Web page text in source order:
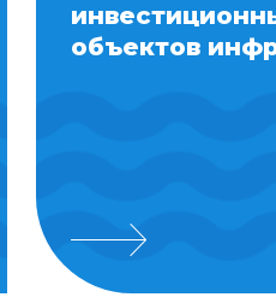
объектов